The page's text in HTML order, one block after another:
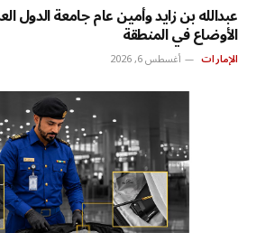
عبدالله بن زايد وأمين عام جامعة الدول
الأوضاع في المنطقة
الإمارات أغسطس 6, 2026